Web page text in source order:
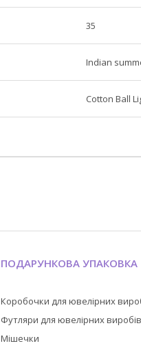
35
Indian
Cotton Ball
ПОДАРУНКОВА УПАКОВКА
Коробочки для ювелірних
Футляри для ювелірних виробів
Мішечки